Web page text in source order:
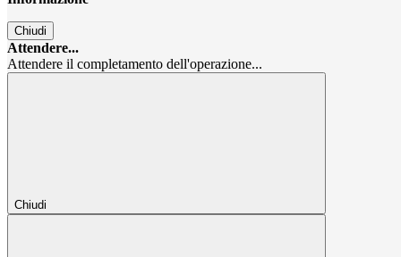
Chiudi
Attendere...
Attendere il completamento dell'operazione...
Chiudi